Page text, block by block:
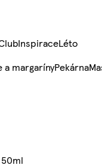
InspiraceLéto
a margarínyPekárna